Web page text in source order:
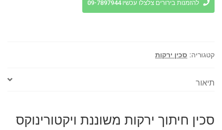
ירקות
משוננת
עגול
להזמנות בירורים צלצלו עכשיו 09-7897944
קטגוריה: סכין ירקות
תיאור
סכין חיתוך ירקות משוננת ויקטורינוקס